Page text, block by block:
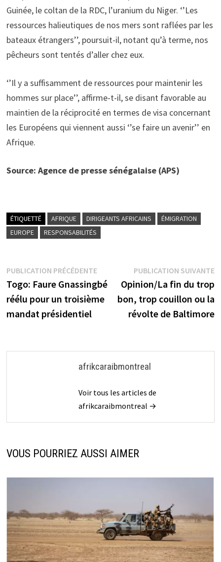
Guinée, le coltan de la RDC, l’uranium du Niger. ‘’Les
ressources halieutiques de nos mers sont raflées par les
bateaux étrangers’’, poursuit-il, notant qu’à terme, nos
pêcheurs sont tentés d’aller chez eux.
‘’Il y a suffisamment de ressources pour maintenir les
hommes sur place’’, affirme-t-il, se disant favorable au
maintien de la réciprocité en termes de visa concernant
les Européens qui viennent aussi ‘’se faire un avenir’’ en
Afrique.
Source: Agence de presse sénégalaise (APS)
ÉTIQUETTÉ AFRIQUE DIRIGEANTS AFRICAINS
ÉMIGRATION
EUROPE
RESPONSABILITÉS
Navigation
de
l’article
PUBLICATION PRÉCÉDENTEPublication
précédente :
Togo: Faure Gnassingbé
réélu pour un troisième
mandat présidentiel
PUBLICATION SUIVANTE
Opinion/La fin du trop
bon, trop couillon ou la
révolte de Baltimore
afrikcaraibmontreal
Voir tous les articles de
afrikcaraibmontreal →
VOUS POURRIEZ AUSSI AIMER